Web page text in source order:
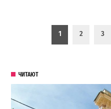
Пагинация записей
1 2 3
ЧИТАЮТ